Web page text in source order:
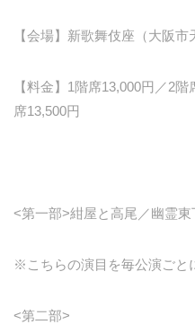
【会場】新歌舞伎座（大阪
【料金】1階席13,000円／2
席13,500円
<第一部>紺屋と高尾／幽霊東
※こちらの演目を毎公演ごと
<第二部>